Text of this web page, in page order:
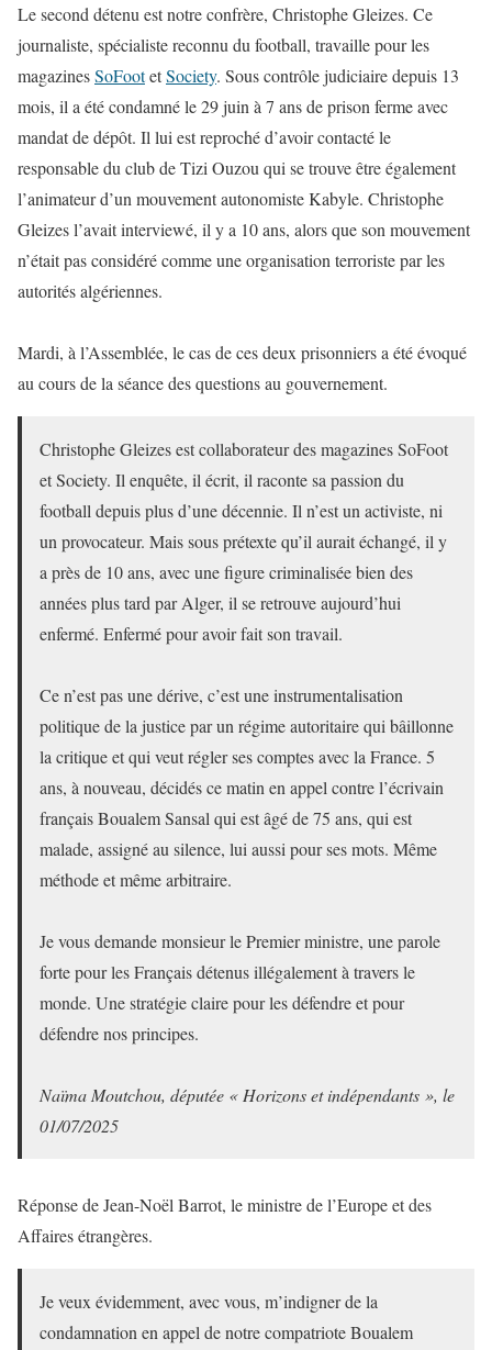
Le second détenu est notre confrère, Christophe Gleizes. Ce
journaliste, spécialiste reconnu du football, travaille pour les
magazinesSoFootetSociety. Sous contrôle judiciaire depuis 13
mois, il a été condamné le 29 juin à 7 ans de prison ferme avec
mandat de dépôt. Il lui est reproché d’avoir contacté le
responsable du club de Tizi Ouzou qui se trouve être également
l’animateur d’un mouvement autonomiste Kabyle. Christophe
Gleizes l’avait interviewé, il y a 10 ans, alors que son mouvement
n’était pas considéré comme une organisation terroriste par les
autorités algériennes.
Mardi, à l’Assemblée, le cas de ces deux prisonniers a été évoqué
au cours de la séance des questions au gouvernement.
Christophe Gleizes est collaborateur des magazines SoFoot
et Society. Il enquête, il écrit, il raconte sa passion du
football depuis plus d’une décennie. Il n’est un activiste, ni
un provocateur. Mais sous prétexte qu’il aurait échangé, il y
a près de 10 ans, avec une figure criminalisée bien des
années plus tard par Alger, il se retrouve aujourd’hui
enfermé. Enfermé pour avoir fait son travail.
Ce n’est pas une dérive, c’est une instrumentalisation
politique de la justice par un régime autoritaire qui bâillonne
la critique et qui veut régler ses comptes avec la France. 5
ans, à nouveau, décidés ce matin en appel contre l’écrivain
français Boualem Sansal qui est âgé de 75 ans, qui est
malade, assigné au silence, lui aussi pour ses mots. Même
méthode et même arbitraire.
Je vous demande monsieur le Premier ministre, une parole
forte pour les Français détenus illégalement à travers le
monde. Une stratégie claire pour les défendre et pour
défendre nos principes.
Naïma Moutchou, députée « Horizons et indépendants », le
01/07/2025
Réponse de Jean-Noël Barrot, le ministre de l’Europe et des
Affaires étrangères.
Je veux évidemment, avec vous, m’indigner de la
condamnation en appel de notre compatriote Boualem